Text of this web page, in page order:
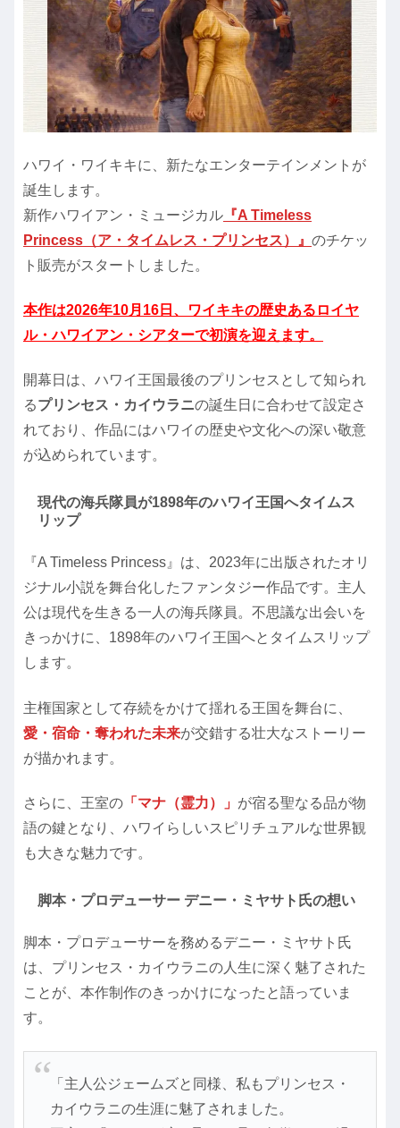
ハワイ・ワイキキに、新たなエンターテインメントが
誕生します。
新作ハワイアン・ミュージカル 『A Timeless
Princess（ア・タイムレス・プリンセス）』 のチケッ
ト販売がスタートしました。
本作は2026年10月16日、ワイキキの歴史あるロイヤ
ル・ハワイアン・シアターで初演を迎えます。
開幕日は、ハワイ王国最後のプリンセスとして知られ
るプリンセス・カイウラニの誕生日に合わせて設定さ
れており、作品にはハワイの歴史や文化への深い敬意
が込められています。
現代の海兵隊員が1898年のハワイ王国へタイムス
リップ
『A Timeless Princess』は、2023年に出版されたオリ
ジナル小説を舞台化したファンタジー作品です。主人
公は現代を生きる一人の海兵隊員。不思議な出会いを
きっかけに、1898年のハワイ王国へとタイムスリップ
します。
主権国家として存続をかけて揺れる王国を舞台に、
愛・宿命・奪われた未来が交錯する壮大なストーリー
が描かれます。
さらに、王室の 「マナ（霊力）」 が宿る聖なる品が物
語の鍵となり、ハワイらしいスピリチュアルな世界観
も大きな魅力です。
脚本・プロデューサー デニー・ミヤサト氏の想い
脚本・プロデューサーを務めるデニー・ミヤサト氏
は、プリンセス・カイウラニの人生に深く魅了された
ことが、本作制作のきっかけになったと語っていま
す。
「主人公ジェームズと同様、私もプリンセス・
カイウラニの生涯に魅了されました。